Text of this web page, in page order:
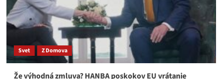
Mesterovú
aspoň
na
chvíľu
“vypnúť“
Svet Z Domova
Že výhodná zmluva? HANBA poskokov EU vrátanie